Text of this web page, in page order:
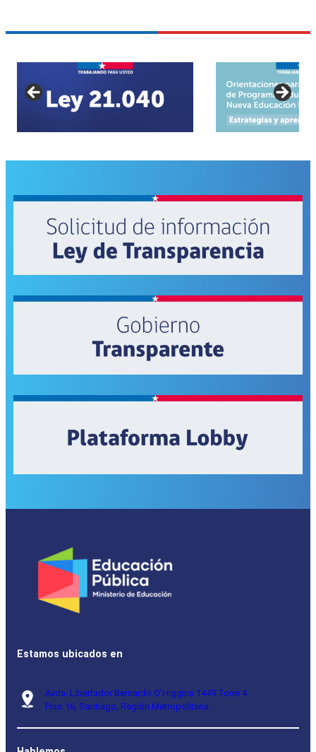
Estamos ubicados en
Avda. Libertador Bernardo O’Higgins 1449 Torre 4
Piso 16, Santiago, Región Metropolitana.